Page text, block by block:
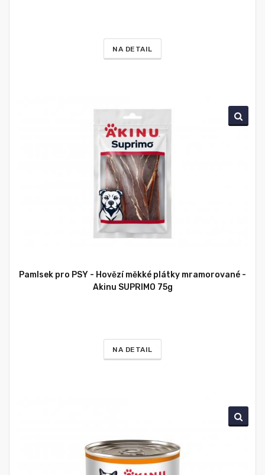
NA DETAIL
Pamlsek pro PSY - Hovězí měkké plátky mramorované -
Akinu SUPRIMO 75g
NA DETAIL